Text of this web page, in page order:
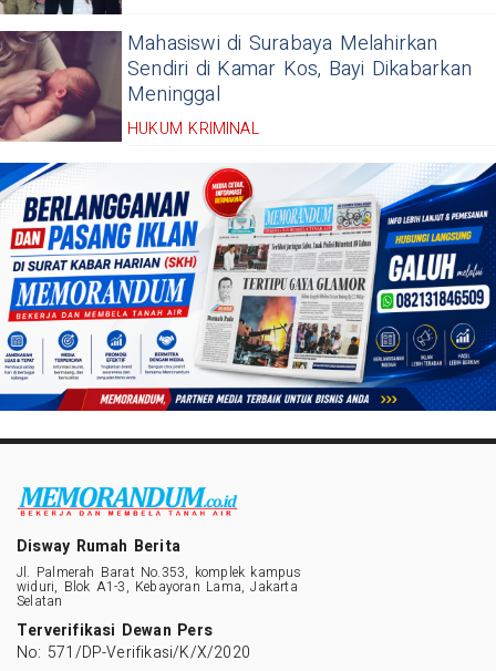
Mahasiswi di Surabaya Melahirkan
Sendiri di Kamar Kos, Bayi Dikabarkan
Meninggal
HUKUM KRIMINAL
Disway Rumah Berita
Jl. Palmerah Barat No.353, komplek kampus
widuri, Blok A1-3, Kebayoran Lama, Jakarta
Selatan
Terverifikasi Dewan Pers
No: 571/DP-Verifikasi/K/X/2020